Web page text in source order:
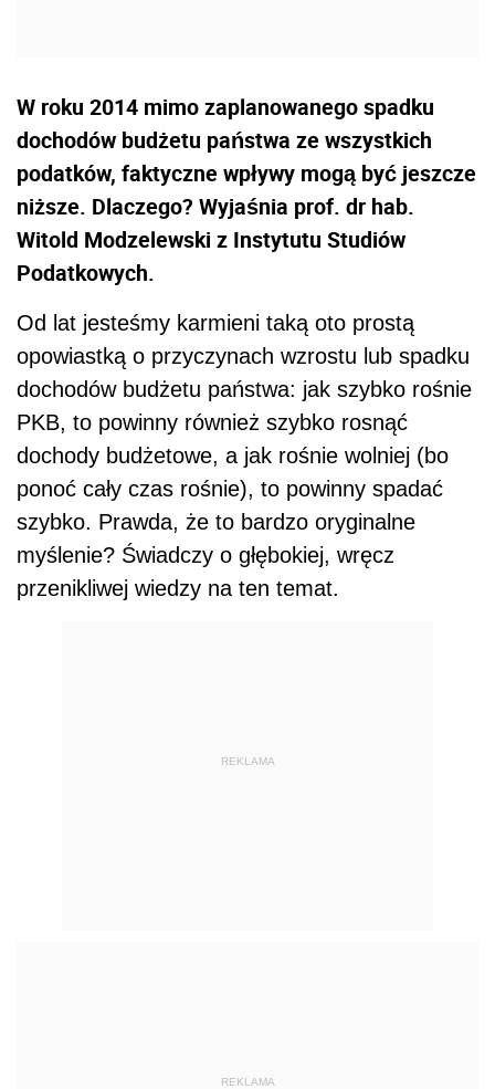
W roku 2014 mimo zaplanowanego spadku
dochodów budżetu państwa ze wszystkich
podatków, faktyczne wpływy mogą być jeszcze
niższe. Dlaczego? Wyjaśnia prof. dr hab.
Witold Modzelewski z Instytutu Studiów
Podatkowych.
Od lat jesteśmy karmieni taką oto prostą
opowiastką o przyczynach wzrostu lub spadku
dochodów budżetu państwa: jak szybko rośnie
PKB, to powinny również szybko rosnąć
dochody budżetowe, a jak rośnie wolniej (bo
ponoć cały czas rośnie), to powinny spadać
szybko. Prawda, że to bardzo oryginalne
myślenie? Świadczy o głębokiej, wręcz
przenikliwej wiedzy na ten temat.
REKLAMA
REKLAMA